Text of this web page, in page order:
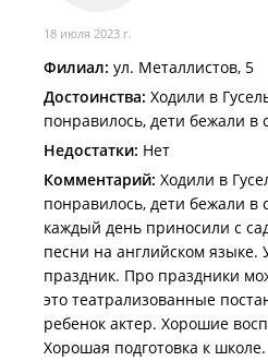
18 июля 2023 г.
Филиал: ул. Металлистов, 5
Достоинства: Ходили в
понравилось, дети бежали в
Недостатки: Нет
Комментарий: Ходили в
понравилось, дети бежали в
каждый день приносили с
песни на английском
праздник. Про праздники
это театрализованные
ребенок актер. Хорошие
Хорошая подготовка к школе.